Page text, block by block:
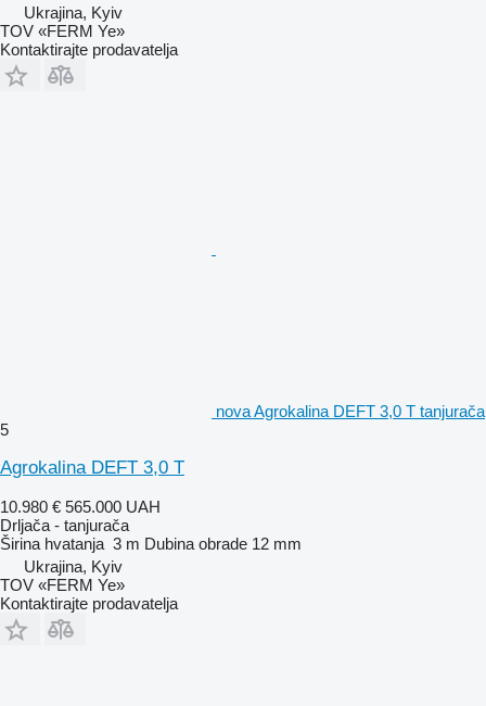
Ukrajina, Kyiv
TOV «FERM Ye»
Kontaktirajte prodavatelja
nova Agrokalina DEFT 3,0 T tanjurača
5
Agrokalina DEFT 3,0 T
10.980 € 565.000 UAH
Drljača - tanjurača
Širina hvatanja 3 m Dubina obrade 12 mm
Ukrajina, Kyiv
TOV «FERM Ye»
Kontaktirajte prodavatelja